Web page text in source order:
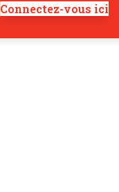
Connectez-vous ici